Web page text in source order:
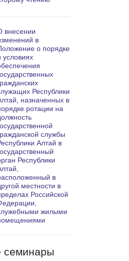
внесении
в
о порядке
условиях
Республики
назначенных в
ротации на
службы
Алтай в
Республики
в
местности в
Российской
жилыми